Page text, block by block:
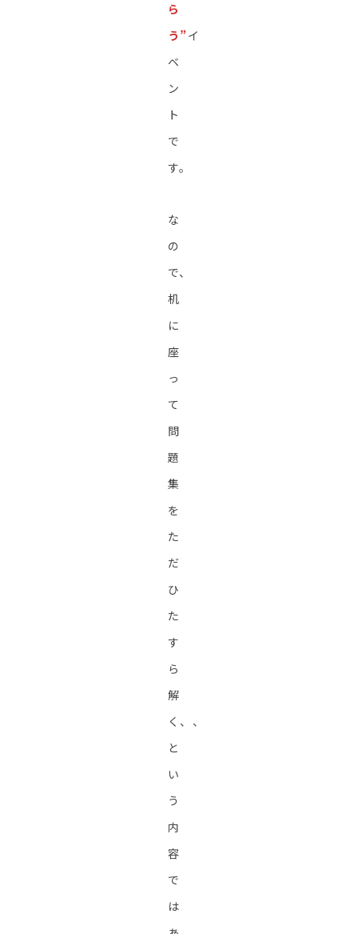
ら
う”イ
ベ
ン
ト
で
す。
な
の
で、
机
に
座
っ
て
問
題
集
を
た
だ
ひ
た
す
ら
解
く、、
と
い
う
内
容
で
は